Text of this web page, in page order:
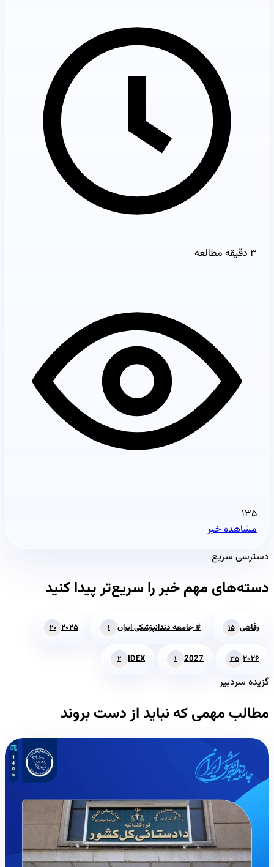
۳ دقیقه مطالعه
۱۳۵
مشاهده خبر
دسترسی سریع
دسته‌های مهم خبر را سریع‌تر پیدا کنید
رفاهی ۱۵ # جامعه دندانپزشکی ایران ۱ ۲۰۲۵ ۲۰
۲۰۲۶ ۳۵ 2027 ۱ IDEX ۲
گزیده سردبیر
مطالب مهمی که نباید از دست بروند